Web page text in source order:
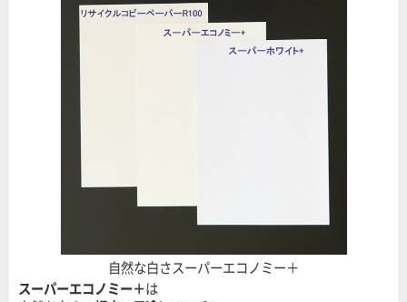
自然な白さスーパーエコノミー＋
スーパーエコノミー＋は